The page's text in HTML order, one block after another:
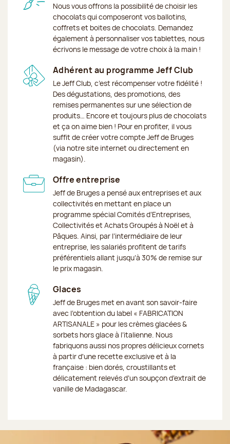
Nous vous offrons la possibilité de choisir les
chocolats qui composeront vos ballotins,
coffrets et boites de chocolats. Demandez
également à personnaliser vos tablettes, nous
écrivons le message de votre choix à la main !
Adhérent au programme Jeff Club
Le Jeff Club, c’est récompenser votre fidélité !
Des dégustations, des promotions, des
remises permanentes sur une sélection de
produits… Encore et toujours plus de chocolats
et ça on aime bien ! Pour en profiter, il vous
suffit de créer votre compte Jeff de Bruges
(via notre site internet ou directement en
magasin).
Offre entreprise
Jeff de Bruges a pensé aux entreprises et aux
collectivités en mettant en place un
programme spécial Comités d’Entreprises,
Collectivités et Achats Groupés à Noël et à
Pâques. Ainsi, par l’intermédiaire de leur
entreprise, les salariés profitent de tarifs
préférentiels allant jusqu’à 30% de remise sur
le prix magasin.
Glaces
Jeff de Bruges met en avant son savoir-faire
avec l’obtention du label « FABRICATION
ARTISANALE » pour les crèmes glacées &
sorbets hors glace à l’italienne. Nous
fabriquons aussi nos propres délicieux cornets
à partir d'une recette exclusive et à la
française : bien dorés, croustillants et
délicatement relevés d’un soupçon d’extrait de
vanille de Madagascar.